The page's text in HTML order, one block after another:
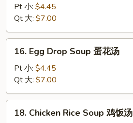
Soup
吞
汤
Pt 小: $4.45
Qt 大: $7.00
Egg
Drop
Soup
蛋
花
16. Egg Drop Soup 蛋花汤
Pt 小: $4.45
Qt 大: $7.00
Chicken
18. Chicken Rice Soup 鸡饭汤